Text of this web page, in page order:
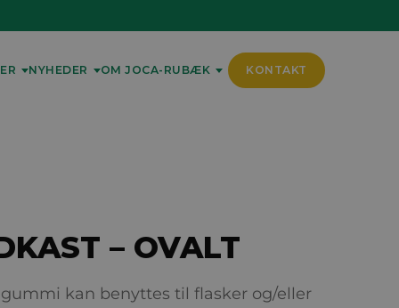
NYHEDER OM JOCA-RUBÆK KONTAKT
– OVALT
kan benyttes til flasker og/eller